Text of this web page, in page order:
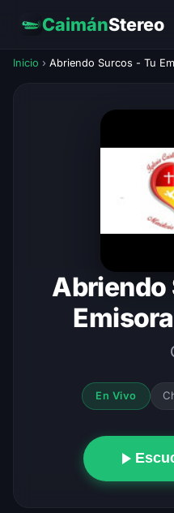
CaimánStereo
Inicio › Abriendo Surcos - Tu
Abriendo
En Vivo